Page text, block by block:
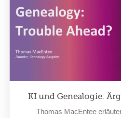
KI und Genealogie:
Thomas MacEntee